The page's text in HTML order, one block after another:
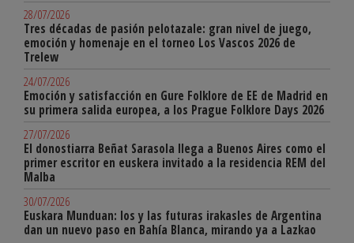
28/07/2026
Tres décadas de pasión pelotazale: gran nivel de juego,
emoción y homenaje en el torneo Los Vascos 2026 de
Trelew
24/07/2026
Emoción y satisfacción en Gure Folklore de EE de Madrid en
su primera salida europea, a los Prague Folklore Days 2026
27/07/2026
El donostiarra Beñat Sarasola llega a Buenos Aires como el
primer escritor en euskera invitado a la residencia REM del
Malba
30/07/2026
Euskara Munduan: los y las futuras irakasles de Argentina
dan un nuevo paso en Bahía Blanca, mirando ya a Lazkao